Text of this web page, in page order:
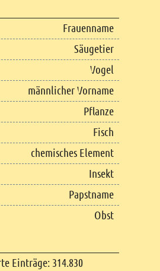
Frauenname
Säugetier
Vogel
männlicher Vorname
Pflanze
Fisch
chemisches Element
Insekt
Papstname
Obst
Einträge: 314.830